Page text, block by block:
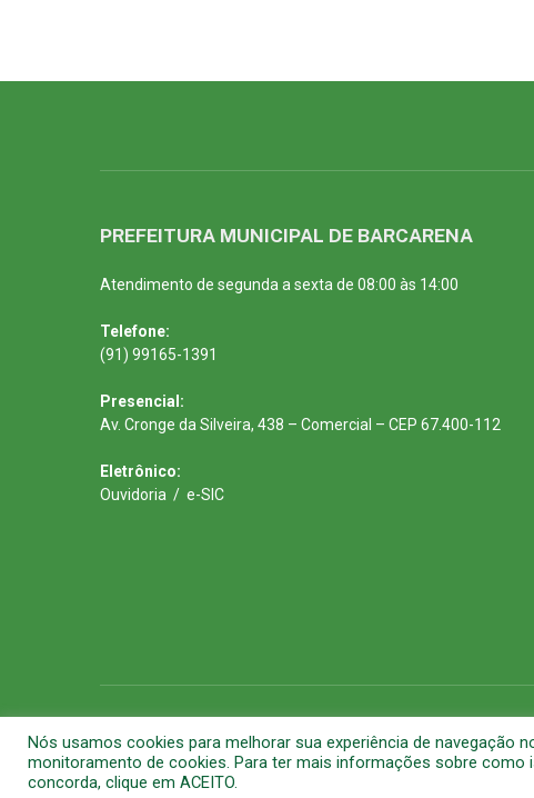
PREFEITURA MUNICIPAL DE BARCARENA
Atendimento de segunda a sexta de 08:00 às 14:00
Telefone:
(91) 99165-1391
Presencial:
Av. Cronge da Silveira, 438 – Comercial – CEP 67.400-112
Eletrônico:
Ouvidoria / e-SIC
Nós usamos cookies para melhorar sua experiência de navegação
monitoramento de cookies. Para ter mais informações sobre
concorda, clique em ACEITO.